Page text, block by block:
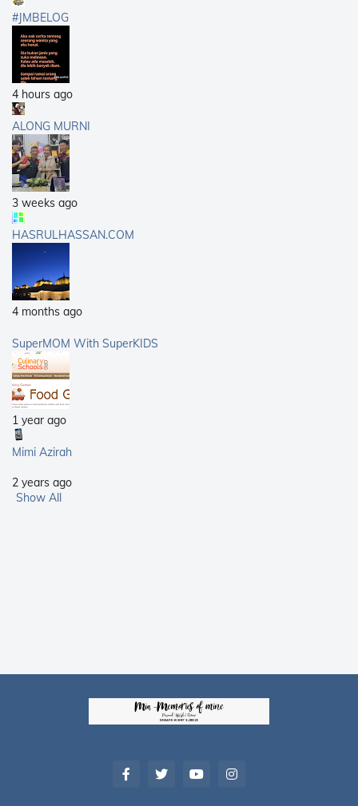
#JMBELOG
4 hours ago
ALONG MURNI
3 weeks ago
HASRULHASSAN.COM
4 months ago
SuperMOM With SuperKIDS
1 year ago
Mimi Azirah
2 years ago
Show All